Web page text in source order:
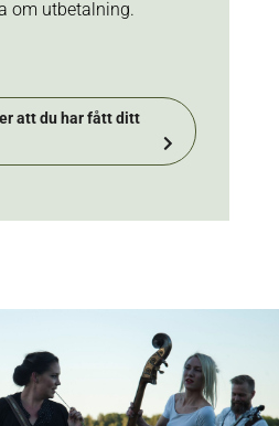
om utbetalning.
att du har fått ditt